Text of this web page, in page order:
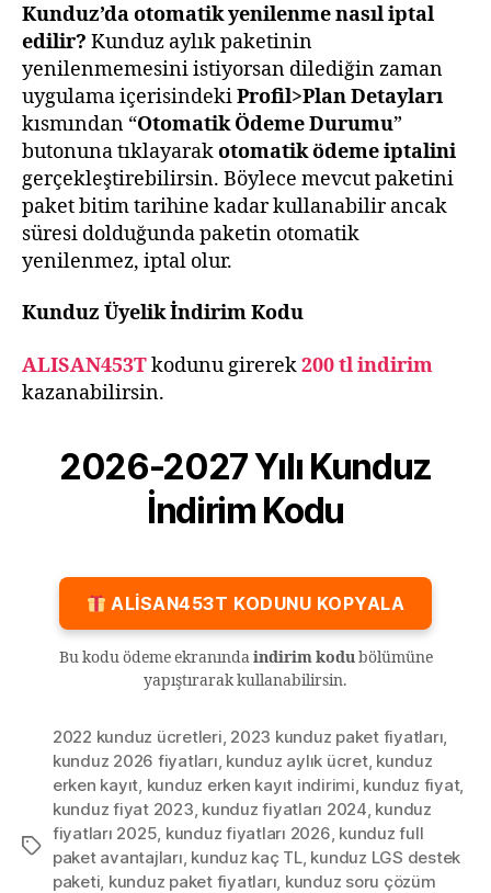
Kunduz’da otomatik yenilenme nasıl iptal
edilir? Kunduz aylık paketinin
yenilenmemesini istiyorsan dilediğin zaman
uygulama içerisindekiProfil>Plan Detayları
kısmından “Otomatik Ödeme Durumu”
butonuna tıklayarakotomatik ödeme iptalini
gerçekleştirebilirsin. Böylece mevcut paketini
paket bitim tarihine kadar kullanabilir ancak
süresi dolduğunda paketin otomatik
yenilenmez, iptal olur.
Kunduz Üyelik İndirim Kodu
ALISAN453Tkodunu girerek200 tl indirim
kazanabilirsin.
2026-2027 Yılı Kunduz
İndirim Kodu
ALİSAN453T KODUNU KOPYALA
Bu kodu ödeme ekranındaindirim kodubölümüne
yapıştırarak kullanabilirsin.
Etiketler
2022 kunduz ücretleri, 2023 kunduz paket fiyatları,
kunduz 2026 fiyatları, kunduz aylık ücret, kunduz
erken kayıt, kunduz erken kayıt indirimi, kunduz fiyat,
kunduz fiyat 2023, kunduz fiyatları 2024, kunduz
fiyatları 2025, kunduz fiyatları 2026, kunduz full
paket avantajları, kunduz kaç TL, kunduz LGS destek
paketi, kunduz paket fiyatları, kunduz soru çözüm